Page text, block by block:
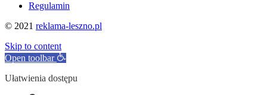
Regulamin
© 2021 reklama-leszno.pl
Skip to content
Open toolbar
Ułatwienia dostępu